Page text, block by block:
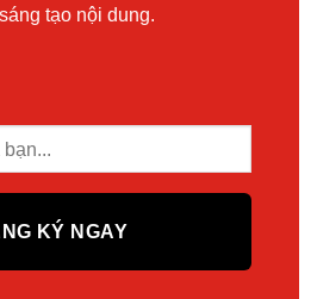
tạo nội dung.